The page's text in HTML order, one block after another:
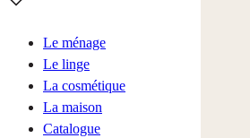
Le ménage
Le linge
La cosmétique
La maison
Catalogue